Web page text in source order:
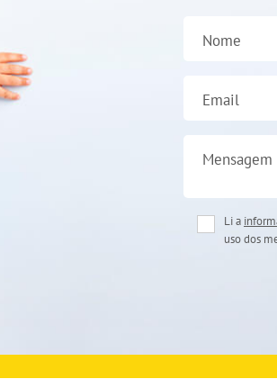
Nome
Email
Mensagem
Li a
uso dos